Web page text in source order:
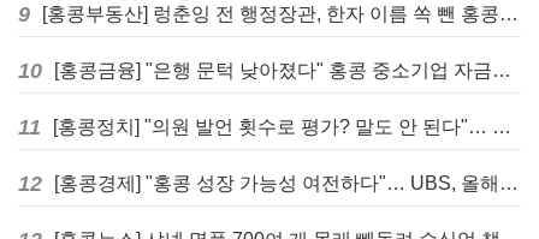
9 [홍콩부동산] 렁춘잉 전 행정장관, 한자 이름 쏙 뺀 홍콩 고급 아파트 단지들에 쓴소리
10 [홍콩금융] "은행 문턱 낮아졌다" 홍콩 중소기업 자금줄 숨통 트이나… HKMA "2분기 신용 조건 안정적"
11 [홍콩정치] "의원 발언 횟수로 평가? 말도 안 된다"… 홍콩 입법회 의장의 일침
12 [홍콩경제] "홍콩 성장 가능성 여전하다"… UBS, 올해 홍콩 GDP 성장률 전망치 4.5%로 대폭 상향